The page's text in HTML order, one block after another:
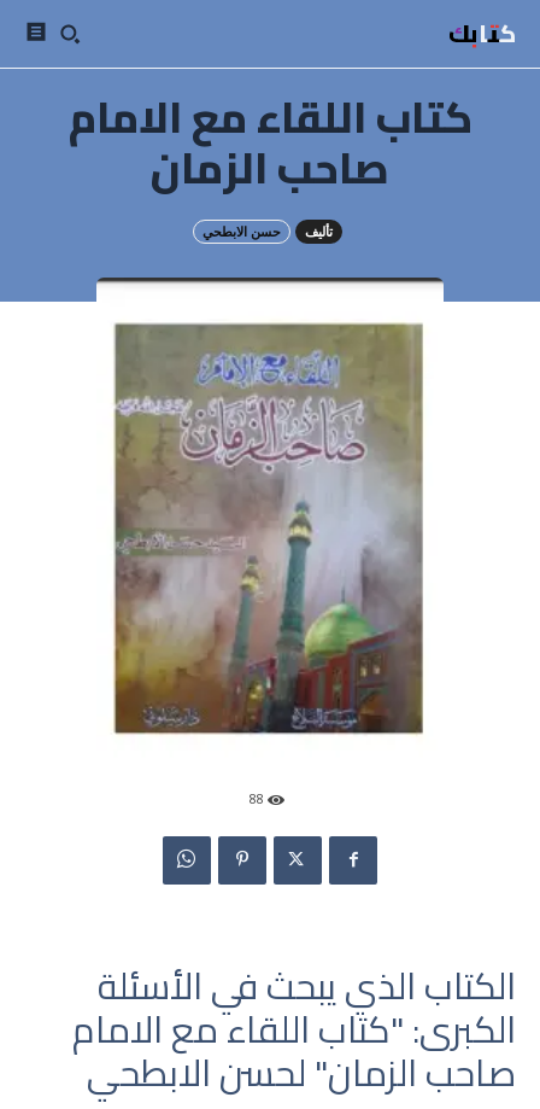
كتابك
كتاب اللقاء مع الامام
صاحب الزمان
تأليف حسن الابطحي
88
الكتاب الذي يبحث في الأسئلة
الكبرى: "كتاب اللقاء مع الامام
صاحب الزمان" لحسن الابطحي